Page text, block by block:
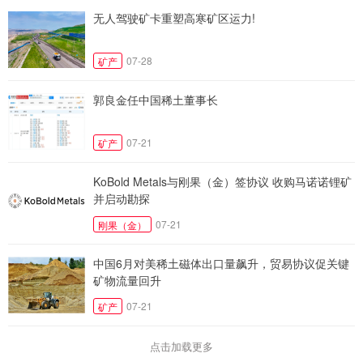
无人驾驶矿卡重塑高寒矿区运力!
矿产 07-28
郭良金任中国稀土董事长
矿产 07-21
KoBold Metals与刚果（金）签协议 收购马诺诺锂矿
并启动勘探
刚果（金） 07-21
中国6月对美稀土磁体出口量飙升，贸易协议促关键
矿物流量回升
矿产 07-21
点击加载更多